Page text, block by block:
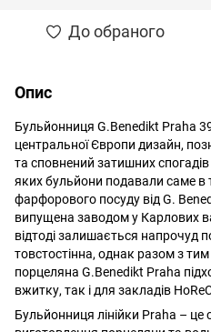
До обраного
Опис
Бульйонниця G.Benedikt Praha
центральної Європи дизайн,
та сповнений затишних спогадів
яких бульйони подавали саме в
фарфорового посуду від G.
випущена заводом у Карлових
відтоді залишається напрочуд
товстостінна, однак разом з
порцеляна G.Benedikt Praha
вжитку, так і для закладів
Бульйонниця лінійки Praha –